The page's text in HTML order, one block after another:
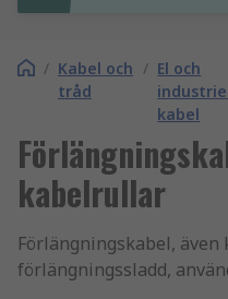
/ Kabel och
tråd
/ El och
kabel
kabelrullar
Förlängningskabel, även
förlängningssladd,